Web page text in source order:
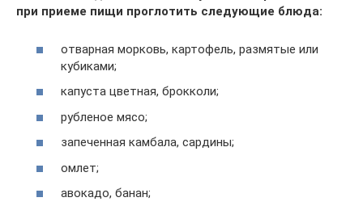
при приеме пищи проглотить следующие блюда:
отварная морковь, картофель, размятые или
кубиками;
капуста цветная, брокколи;
рубленое мясо;
запеченная камбала, сардины;
омлет;
авокадо, банан;